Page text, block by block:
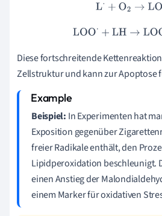
L⋅ +O2 →LOO⋅
LOO⋅+LH→LOOH
Diese fortschreitende
Zellstruktur und kann zur Apoptose
Beispiel: In Experimenten hat
Exposition gegenüber
freier Radikale enthält, den
Lipidperoxidation beschleunigt.
einen Anstieg der
einem Marker für oxidativen